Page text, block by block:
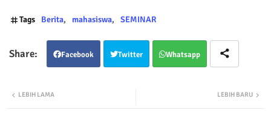
Tags Berita mahasiswa SEMINAR
Facebook Twitter Whatsapp
LEBIH BARU
LEBIH LAMA